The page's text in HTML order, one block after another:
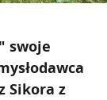
swoje
Sikora z